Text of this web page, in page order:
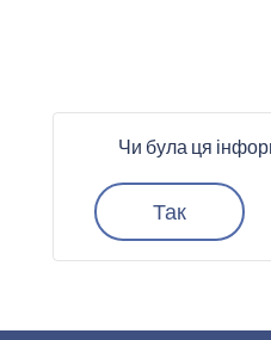
Чи була ця
Так